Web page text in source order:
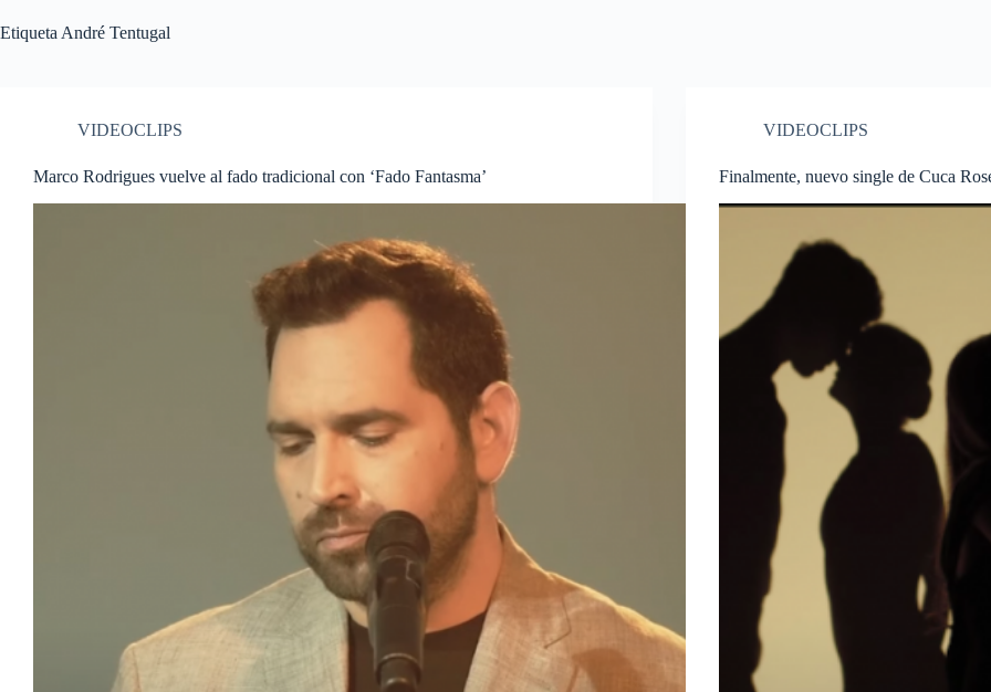
Etiqueta André Tentugal
VIDEOCLIPS
Marco Rodrigues vuelve al fado tradicional con ‘Fado Fantasma’
VIDEOCLIPS
Finalmente, nuevo single de Cuca